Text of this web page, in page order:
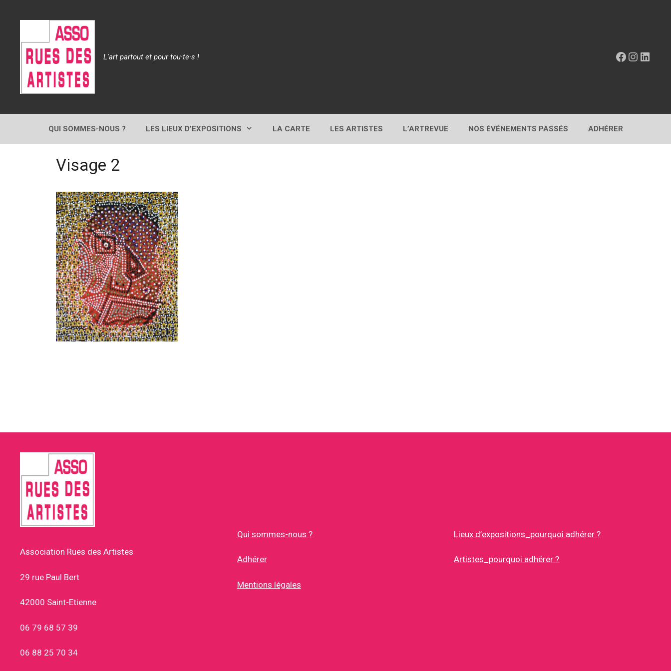
L'art partout et pour tou·te·s ! Facebook
QUI SOMMES-NOUS ? LES LIEUX D’EXPOSITIONS LA CARTE LES ARTISTES L’ARTREVUE NOS ÉVÉNEMENTS PASSÉS ADHÉRER
Visage 2
Association Rues des Artistes
29 rue Paul Bert
42000 Saint-Etienne
06 79 68 57 39
06 88 25 70 34
Qui sommes-nous ?
Adhérer
Mentions légales
Lieux d’expositions_pourquoi adhérer ?
Artistes_pourquoi adhérer ?